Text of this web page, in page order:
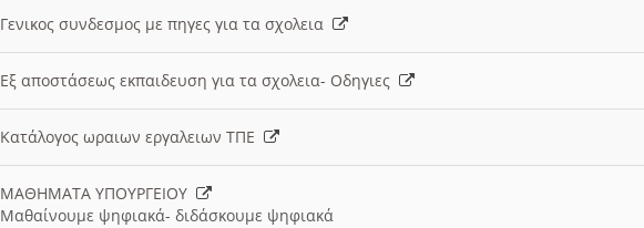
Γενικος συνδεσμος με πηγες για τα σχολεια
Εξ αποστάσεως εκπαιδευση για τα σχολεια- Οδηγιες
Κατάλογος ωραιων εργαλειων ΤΠΕ
ΜΑΘΗΜΑΤΑ ΥΠΟΥΡΓΕΙΟΥ
Μαθαίνουμε ψηφιακά- διδάσκουμε ψηφιακά